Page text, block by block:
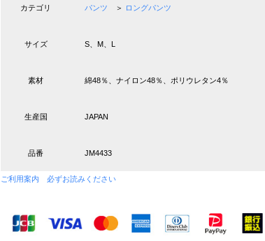
カテゴリ パンツ ＞ ロングパンツ
サイズ S、M、L
素材 綿48％、ナイロン48％、ポリウレタン4％
生産国 JAPAN
品番 JM4433
ご利用案内 必ずお読みください